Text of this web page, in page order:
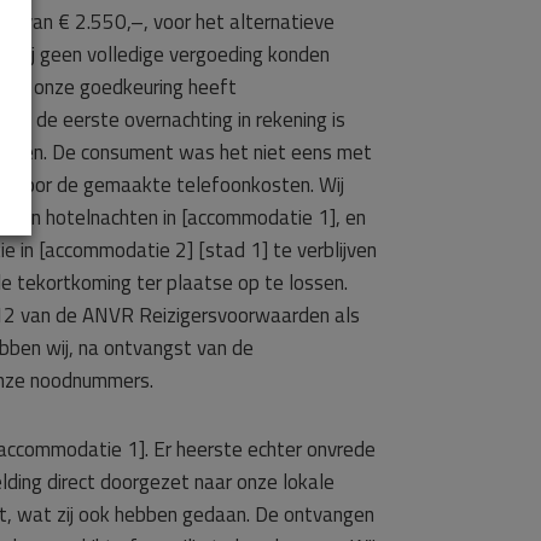
van € 2.550,–, voor het alternatieve
geen volledige vergoeding konden
onze goedkeuring heeft
de eerste overnachting in rekening is
De consument was het niet eens met
voor de gemaakte telefoonkosten. Wij
hotelnachten in [accommodatie 1], en
in [accommodatie 2] [stad 1] te verblijven
tekortkoming ter plaatse op te lossen.
van de ANVR Reizigersvoorwaarden als
wij, na ontvangst van de
noodnummers.
1]. Er heerste echter onvrede
direct doorgezet naar onze lokale
wat zij ook hebben gedaan. De ontvangen